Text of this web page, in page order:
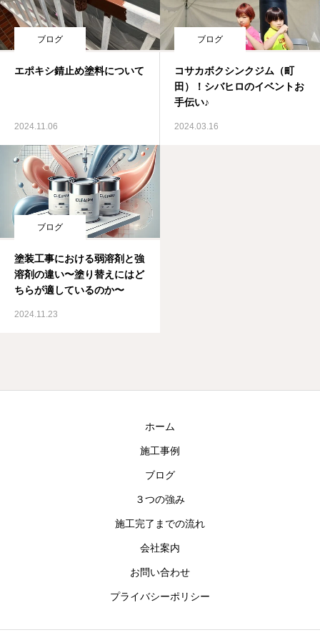
ブログ
エポキシ錆止め塗料について
2024.11.06
ブログ
コサカボクシンクジム（町
田）！シバヒロのイベントお
手伝い♪
2024.03.16
ブログ
塗装工事における弱溶剤と強
溶剤の違い〜塗り替えにはど
ちらが適しているのか〜
2024.11.23
ホーム
施工事例
ブログ
３つの強み
施工完了までの流れ
会社案内
お問い合わせ
プライバシーポリシー